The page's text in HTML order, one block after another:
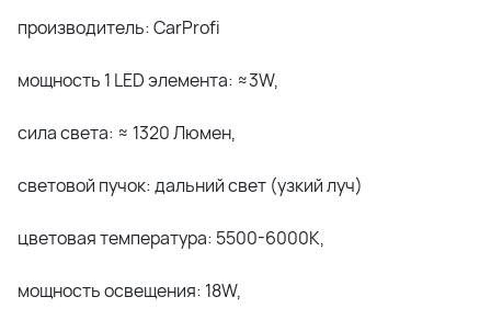
производитель: CarProfi
мощность 1 LED элемента: ≈3W,
cила света: ≈ 1320 Люмен,
световой пучок: дальний свет (узкий луч)
цветовая температура: 5500-6000K,
мощность освещения: 18W,